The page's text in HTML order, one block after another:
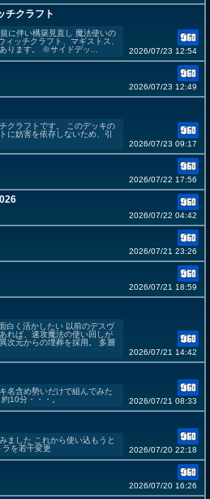
チクラフト
に伴い構築見直し 魔法使いの
ッチクラフト、マギストス、
ります。 ※サイドデッ...
2026/07/23 12:54
2026/07/23 12:49
クラフトです。 このデッキの
に妨害を依存しないため、引
2026/07/23 09:17
2026/07/22 17:56
2026/07/22 04:42
2026/07/21 23:26
2026/07/21 18:59
白く活かしたい 以前のデスヴ
れば、速攻魔法の使い回しが
次元からの埋葬を採用。 多層
2026/07/21 14:42
名含め勢いだけで組んでみた
10分・・・。
2026/07/21 08:33
ました これから使い込もうと
を若干変更
2026/07/20 22:18
2026/07/20 16:26